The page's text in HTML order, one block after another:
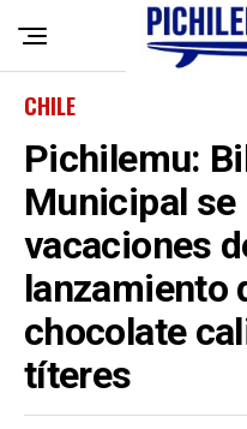
CHILE
Pichilemu:
Municipal se
vacaciones
lanzamiento
chocolate
títeres